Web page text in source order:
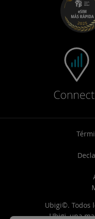
Centro de ayuda
Soporte de contacto
Ubigi©. Todos
Ubigi, una